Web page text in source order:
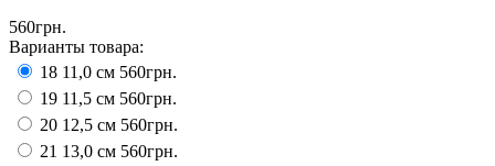
560грн.
Варианты товара:
18 11,0 см 560грн.
19 11,5 см 560грн.
20 12,5 см 560грн.
21 13,0 см 560грн.